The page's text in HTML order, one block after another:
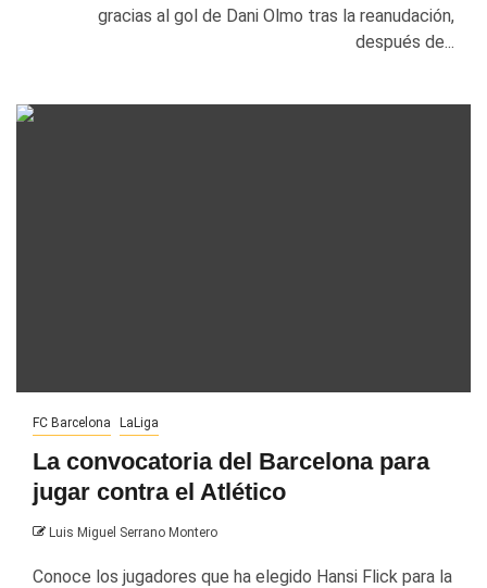
gracias al gol de Dani Olmo tras la reanudación,
después de...
FC Barcelona LaLiga
La convocatoria del Barcelona para
jugar contra el Atlético
Luis Miguel Serrano Montero
Conoce los jugadores que ha elegido Hansi Flick para la